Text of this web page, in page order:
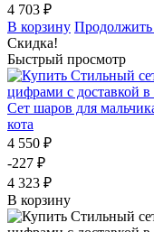
4 703 ₽
В корзину
Скидка!
Быстрый просмотр
Сет шаров для
кота
4 550 ₽
-227 ₽
4 323 ₽
В корзину